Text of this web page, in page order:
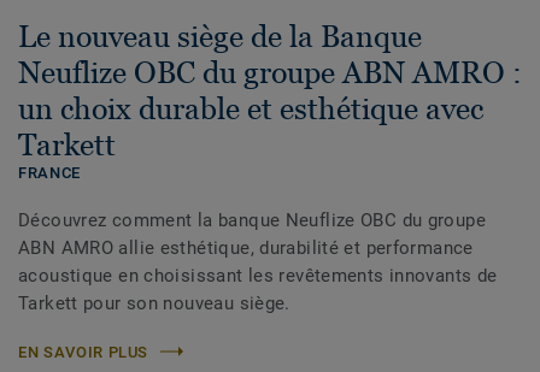
Le nouveau siège de la Banque
Neuflize OBC du groupe ABN AMRO :
un choix durable et esthétique avec
Tarkett
FRANCE
Découvrez comment la banque Neuflize OBC du groupe
ABN AMRO allie esthétique, durabilité et performance
acoustique en choisissant les revêtements innovants de
Tarkett pour son nouveau siège.
EN SAVOIR PLUS